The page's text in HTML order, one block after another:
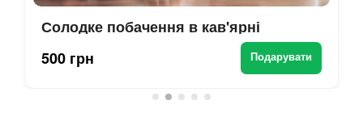
Солодке побачення в кав'ярні
500 грн
Подарувати